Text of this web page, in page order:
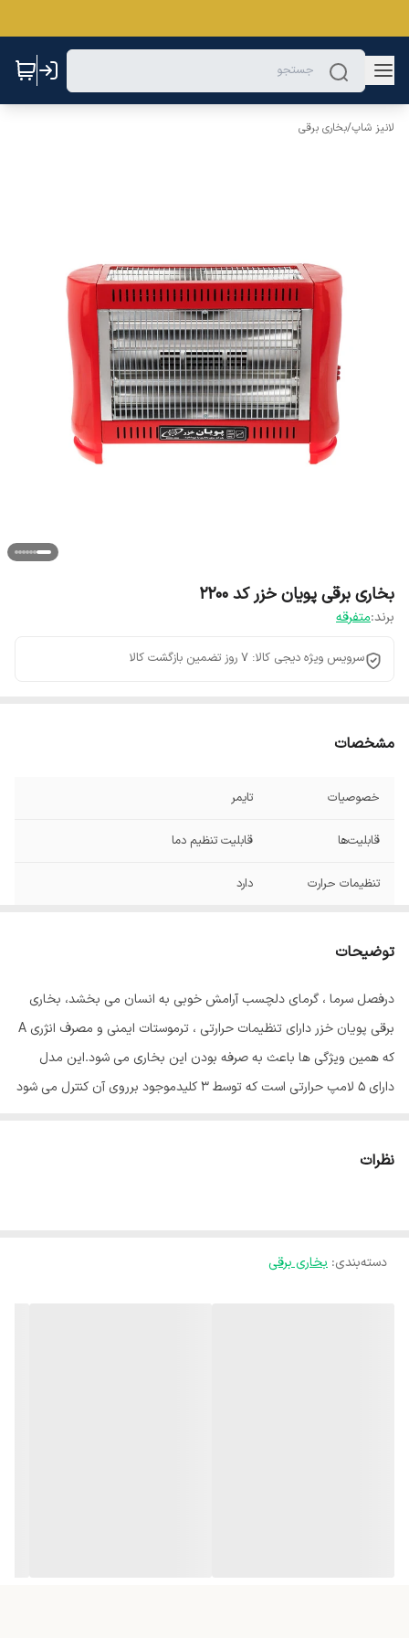
لانیز شاپ/بخاری برقی
بخاری برقی پویان خزر کد 2200
برند:متفرقه
سرویس ویژه دیجی کالا: 7 روز تضمین بازگشت کالا
مشخصات
خصوصیات تایمر
قابلیت‌ها قابلیت تنظیم دما
تنظیمات حرارت دارد
گرمایشی
وزن بسته‌بندی 4800 گرم
توضیحات
درفصل سرما ، گرمای دلچسب آرامش خوبی به انسان می بخشد، بخاری
برقی پویان خزر دارای تنظیمات حرارتی ، ترموستات ایمنی و مصرف انژری A
که همین ویژگی ها باعث به صرفه بودن این بخاری می شود.این مدل
دارای 5 لامپ حرارتی است که توسط 3 کلیدموجود برروی آن کنترل می شود
نظرات
دسته‌بندی: بخاری برقی